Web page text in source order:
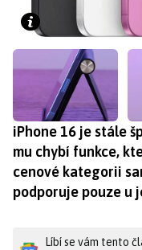
iPhone 16 je stále
mu chybí funkce,
cenové kategorii
podporuje pouze u
Líbí se vám tento